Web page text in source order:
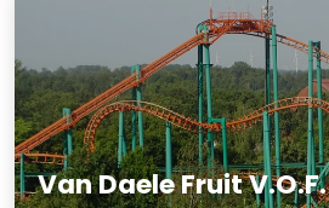
Van Daele Fruit V.O.F.